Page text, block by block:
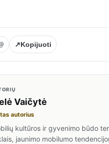
↗Kopijuoti
Vaičytė
autorius
kultūros ir gyvenimo būdo
jaunimo mobilumo